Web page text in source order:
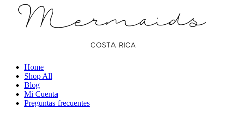
Home
Shop All
Blog
Mi Cuenta
Preguntas frecuentes